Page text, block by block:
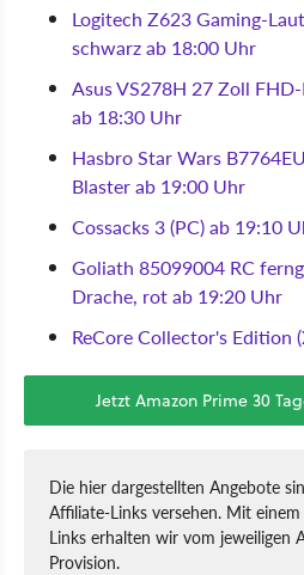
Logitech Z623 Gaming-
schwarz ab 18:00 Uhr
Asus VS278H 27 Zoll
ab 18:30 Uhr
Hasbro Star Wars
Blaster ab 19:00 Uhr
Cossacks 3 (PC) ab 19:10
Goliath 85099004 RC
Drache, rot ab 19:20 Uhr
ReCore Collector's Edition
Jetzt Amazon Prime 30
Die hier dargestellten Angebote
Affiliate-Links versehen. Mit
Links erhalten wir vom jeweiligen
Provision.